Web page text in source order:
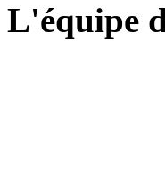
L'équipe